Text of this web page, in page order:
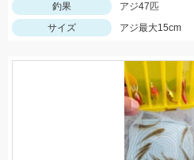
釣果
アジ47匹
サイズ
アジ最大15cm